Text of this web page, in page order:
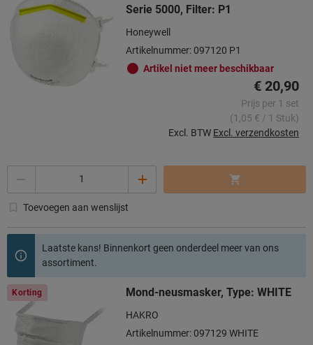
Serie 5000, Filter: P1
Honeywell
Artikelnummer: 097120 P1
Artikel niet meer beschikbaar
€ 20,90
Prijs per 1 set
(1,05 € / 1 Stuk)
Excl. BTW Excl. verzendkosten
Toevoegen aan wenslijst
Laatste kans! Binnenkort geen onderdeel meer van ons
assortiment.
Korting Mond-neusmasker, Type: WHITE
HAKRO
Artikelnummer: 097129 WHITE